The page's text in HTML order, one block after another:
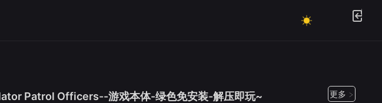
Patrol Officers--游戏本体-绿色免安装-解压即玩~ 更多 >